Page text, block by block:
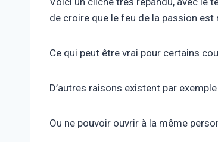
de croire que le feu de la passion
Ce qui peut être vrai pour certains
D’autres raisons existent par
Ou ne pouvoir ouvrir à la même